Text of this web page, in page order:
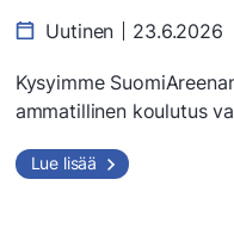
Uutinen 23.6.2026
Kysyimme
ammatillinen koulutus
Lue lisää